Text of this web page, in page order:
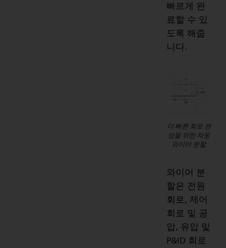
빠르게 완
료할 수 있
도록 해줍
니다.
더 빠른 회로 완
성을 위한 자동
와이어 분할
와이어 분
할은 전원
회로, 제어
회로 및 공
압, 유압 및
P&ID 회로